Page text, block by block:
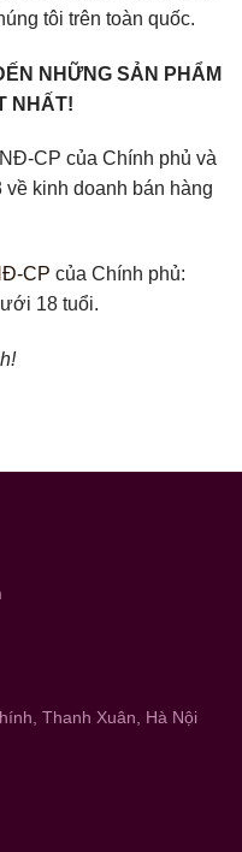
tôi trên toàn quốc.
NHỮNG SẢN PHẨM
NHẤT!
CP của Chính phủ và
về kinh doanh bán hàng
CP của Chính phủ:
18 tuổi.
Thanh Xuân, Hà Nội